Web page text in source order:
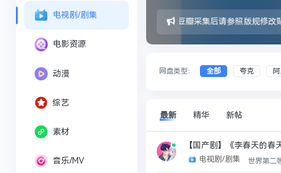
电视剧/剧集
电影资源
动漫
综艺
素材
音乐/MV
豆瓣采集后请参照版规修
网盘类型： 全部 夸克
最新 精华 新帖
【国产剧】《李春天的
电视剧/剧集 世界第二